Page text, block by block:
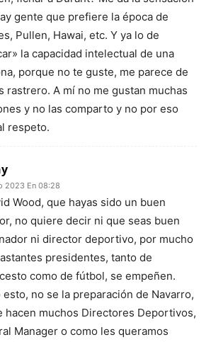
gente que prefiere la época de
Pullen, Hawai, etc. Y ya lo de
la capacidad intelectual de una
porque no te guste, me parece de
rastrero. A mí no me gustan muchas
y no las comparto y no por eso
respeto.
2023 En 08:28
Wood, que hayas sido un buen
no quiere decir ni que seas buen
ni director deportivo, por mucho
presidentes, tanto de
como de fútbol, se empeñen.
esto, no se la preparación de Navarro,
hacen muchos Directores Deportivos,
Manager o como les queramos